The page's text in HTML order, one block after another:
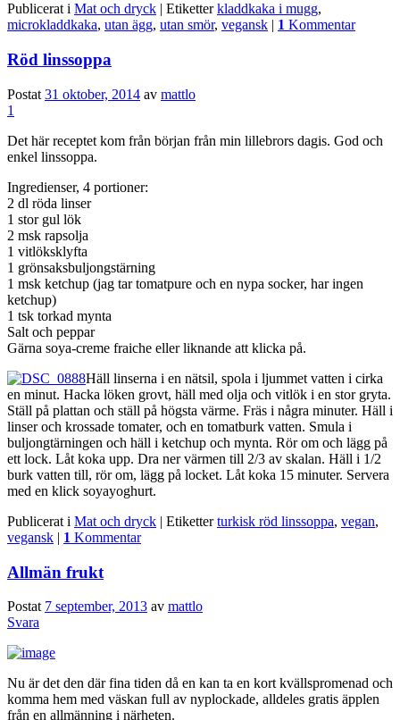
Publicerat i Mat och dryck | Etiketter kladdkaka i mugg,
microkladdkaka, utan ägg, utan smör, vegansk | 1 Kommentar
Röd linssoppa
Postat 31 oktober, 2014 av mattlo
1
Det här receptet kom från början från min lillebrors dagis. God och
enkel linssoppa.
Ingredienser, 4 portioner:
2 dl röda linser
1 stor gul lök
2 msk rapsolja
1 vitlöksklyfta
1 grönsaksbuljongstärning
1 msk ketchup (jag tar tomatpure och en nypa socker, har ingen
ketchup)
1 tsk torkad mynta
Salt och peppar
Gärna soya-creme fraiche eller liknande att klicka på.
Häll linserna i en nätsil, spola i ljummet vatten i cirka
en minut. Hacka löken grovt, häll med olja och vitlök i en stor gryta.
Ställ på plattan och ställ på högsta värme. Fräs i några minuter. Häll i
linser och krossade tomater, och en tomatburk vatten. Smula i
buljongtärningen och häll i ketchup och mynta. Rör om och lägg på
ett lock. Låt koka upp. Dra ner värmen till 2/3 av skalan. Häll i 1/2
burk vatten till, rör om, lägg på locket. Låt koka 15 minuter. Servera
med en klick soyayoghurt.
Publicerat i Mat och dryck | Etiketter turkisk röd linssoppa, vegan,
vegansk | 1 Kommentar
Allmän frukt
Postat 7 september, 2013 av mattlo
Svara
Nu är det den där fina tiden då en kan ta en kort kvällspromenad och
komma hem med väskan full av nyplockade, alldeles gratis äpplen
från en allmänning i närheten.